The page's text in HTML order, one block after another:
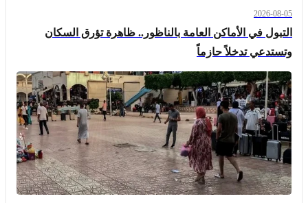
2026-08-05
التبول في الأماكن العامة بالناظور.. ظاهرة تؤرق السكان
وتستدعي تدخلاً حازماً